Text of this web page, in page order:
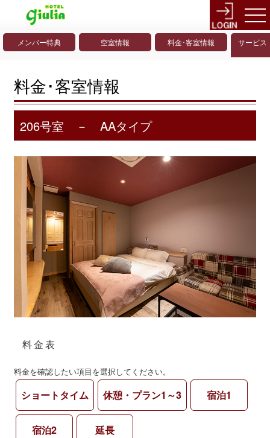
メンバー特典 空室情報 料金･客室情報
サービス
報
料金･客室情報
206号室 － AAタイプ
料金表
料金を確認したい項目を選択してください。
ショートタイム 休憩・プラン1～3 宿泊1
宿泊2 延長